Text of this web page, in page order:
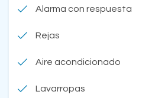
Alarma con respuesta
Rejas
Aire acondicionado
Lavarropas